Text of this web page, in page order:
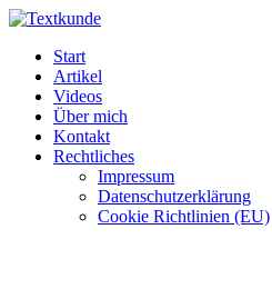
Zum
wechseln
Start
Artikel
Videos
Über mich
Kontakt
Rechtliches
Impressum
Datenschutzerklärung
Cookie Richtlinien (EU)